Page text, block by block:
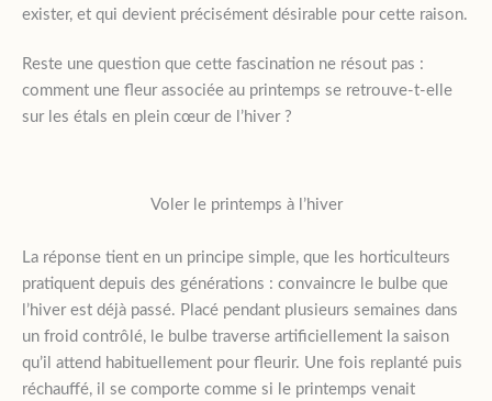
exister, et qui devient précisément désirable pour cette raison.
Reste une question que cette fascination ne résout pas :
comment une fleur associée au printemps se retrouve-t-elle
sur les étals en plein cœur de l’hiver ?
Voler le printemps à l’hiver
La réponse tient en un principe simple, que les horticulteurs
pratiquent depuis des générations : convaincre le bulbe que
l’hiver est déjà passé. Placé pendant plusieurs semaines dans
un froid contrôlé, le bulbe traverse artificiellement la saison
qu’il attend habituellement pour fleurir. Une fois replanté puis
réchauffé, il se comporte comme si le printemps venait